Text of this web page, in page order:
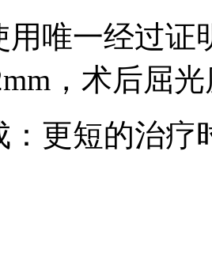
用唯一经过证
，术后屈
：更短的治疗